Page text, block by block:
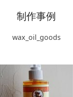
制作事例
wax_oil_goods